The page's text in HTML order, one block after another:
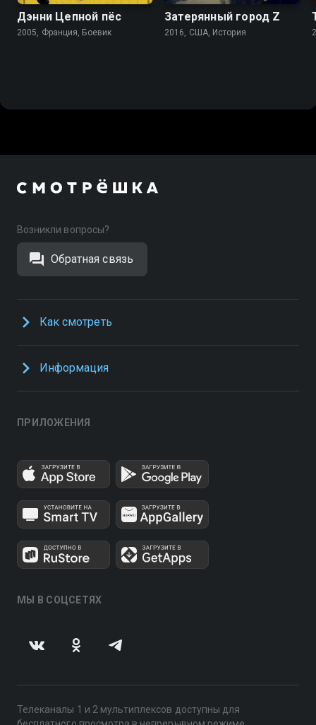
Дэнни Цепной пёс
2005, Франция, Боевик
Затерянный город Z
2016, США, История
Возникли вопросы?
Обратная связь
Как смотреть
Информация
ПРИЛОЖЕНИЯ
МЫ В СОЦСЕТЯХ
Телеканалы 1 и 2 мультиплексов доступны для